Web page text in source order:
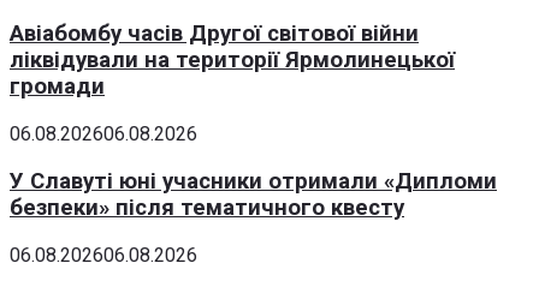
Авіабомбу часів Другої світової війни
ліквідували на території Ярмолинецької
громади
06.08.202606.08.2026
У Славуті юні учасники отримали «Дипломи
безпеки» після тематичного квесту
06.08.202606.08.2026